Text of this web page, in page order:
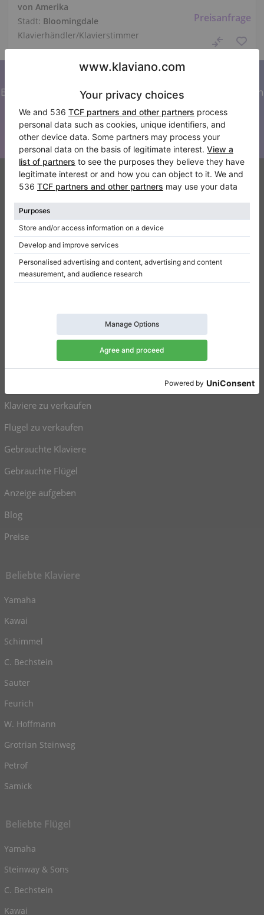
Preisanfrage
von Amerika
Stadt: Bloomingdale
Klavierhändler/Klavierstimmer
Abonnieren Sie unseren Newsletter
Bleiben Sie auf dem Laufenden mit allen Neuigkeiten von
Klaviano
Klaviano
Kontakt
Über Uns
Referenz hinterlassen
Einwilligungseinstellungen
Klaviere zu verkaufen
Flügel zu verkaufen
Gebrauchte Klaviere
Gebrauchte Flügel
Anzeige aufgeben
Blog
Preise
Beliebte Klaviere
Yamaha
Kawai
Schimmel
C. Bechstein
Sauter
Feurich
W. Hoffmann
Grotrian Steinweg
Petrof
Samick
Beliebte Flügel
Yamaha
Steinway & Sons
C. Bechstein
Kawai